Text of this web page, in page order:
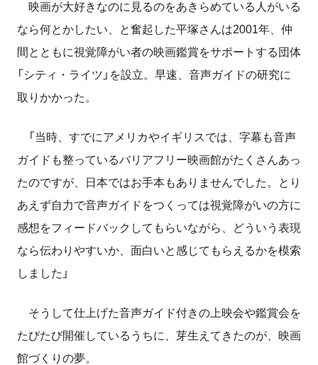
映画が大好きなのに見るのをあきらめている人がいる
なら何とかしたい、と奮起した平塚さんは2001年、仲
間とともに視覚障がい者の映画鑑賞をサポートする団体
「シティ・ライツ」を設立。早速、音声ガイドの研究に
取りかかった。
「当時、すでにアメリカやイギリスでは、字幕も音声
ガイドも整っているバリアフリー映画館がたくさんあっ
たのですが、日本ではお手本もありませんでした。とり
あえず自力で音声ガイドをつくっては視覚障がいの方に
感想をフィードバックしてもらいながら、どういう表現
なら伝わりやすいか、面白いと感じてもらえるかを模索
しました」
そうして仕上げた音声ガイド付きの上映会や鑑賞会を
たびたび開催しているうちに、芽生えてきたのが、映画
館づくりの夢。